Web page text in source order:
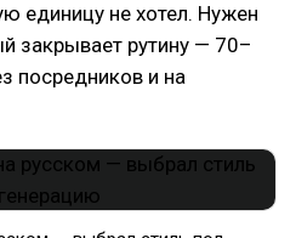
единицу не хотел. Нужен
закрывает рутину — 70–
посредников и на